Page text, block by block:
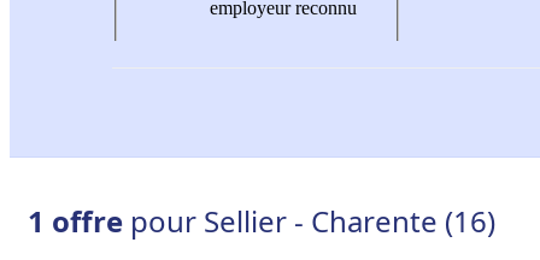
employeur reconnu
1 offre pour Sellier - Charente (16)